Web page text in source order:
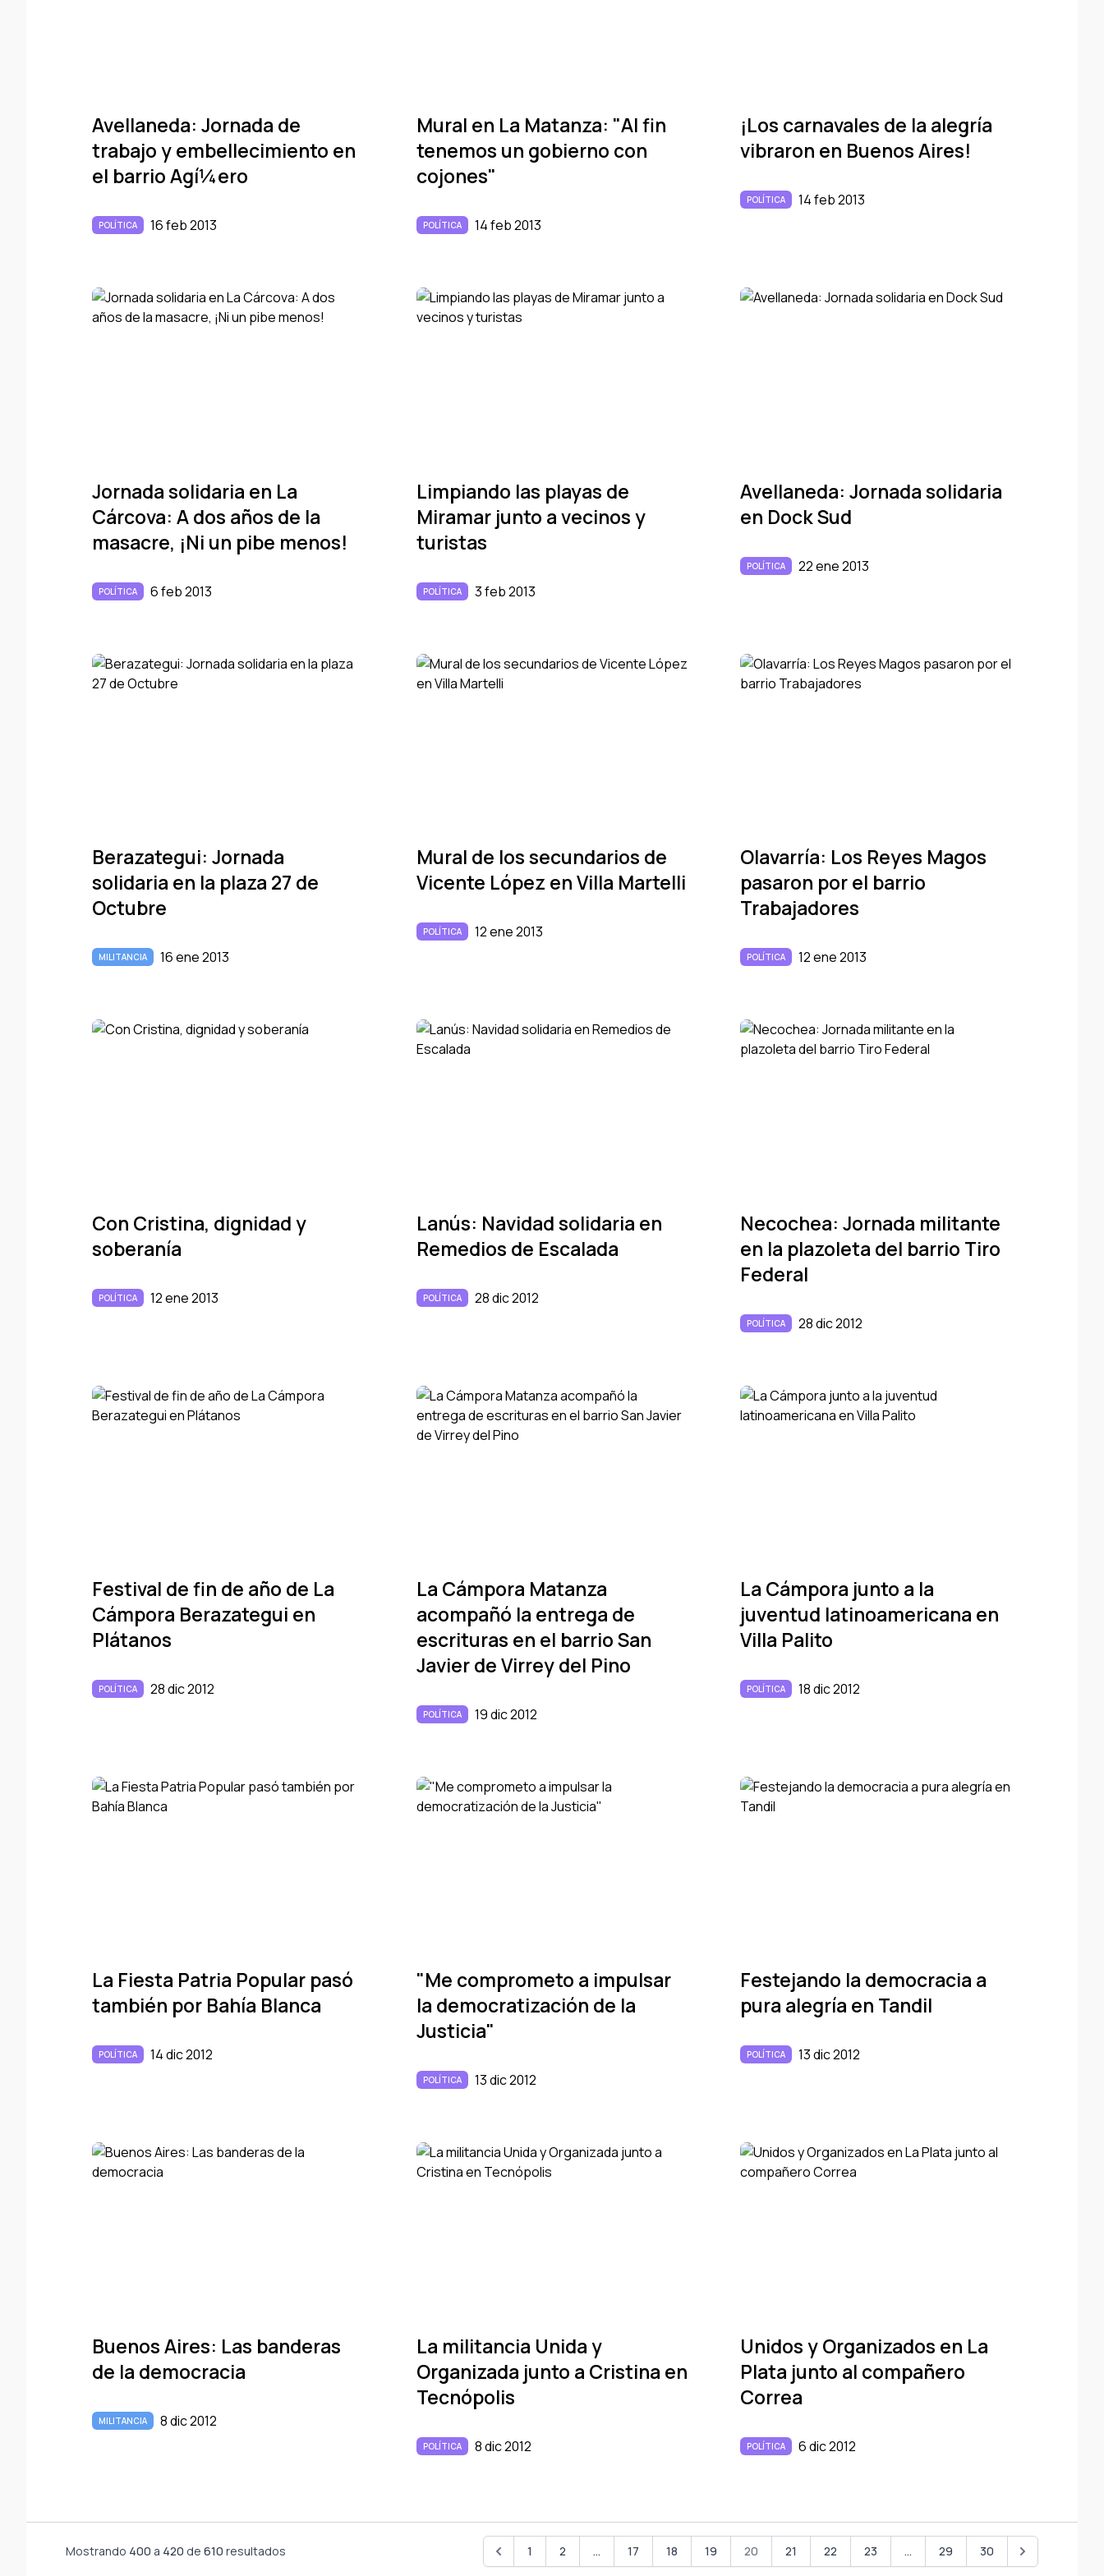
Avellaneda: Jornada de
trabajo y embellecimiento en
el barrio Agí¼ero
POLÍTICA 16 feb 2013
Mural en La Matanza: "Al fin
tenemos un gobierno con
cojones"
POLÍTICA 14 feb 2013
¡Los carnavales de la alegrí­a
vibraron en Buenos Aires!
POLÍTICA 14 feb 2013
Jornada solidaria en La
Cárcova: A dos años de la
masacre, ¡Ni un pibe menos!
POLÍTICA 6 feb 2013
Limpiando las playas de
Miramar junto a vecinos y
turistas
POLÍTICA 3 feb 2013
Avellaneda: Jornada solidaria
en Dock Sud
POLÍTICA 22 ene 2013
Berazategui: Jornada
solidaria en la plaza 27 de
Octubre
MILITANCIA 16 ene 2013
Mural de los secundarios de
Vicente López en Villa Martelli
POLÍTICA 12 ene 2013
Olavarrí­a: Los Reyes Magos
pasaron por el barrio
Trabajadores
POLÍTICA 12 ene 2013
Con Cristina, dignidad y
soberaní­a
POLÍTICA 12 ene 2013
Lanús: Navidad solidaria en
Remedios de Escalada
POLÍTICA 28 dic 2012
Necochea: Jornada militante
en la plazoleta del barrio Tiro
Federal
POLÍTICA 28 dic 2012
Festival de fin de año de La
Cámpora Berazategui en
Plátanos
POLÍTICA 28 dic 2012
La Cámpora Matanza
acompañó la entrega de
escrituras en el barrio San
Javier de Virrey del Pino
POLÍTICA 19 dic 2012
La Cámpora junto a la
juventud latinoamericana en
Villa Palito
POLÍTICA 18 dic 2012
La Fiesta Patria Popular pasó
también por Bahí­a Blanca
POLÍTICA 14 dic 2012
"Me comprometo a impulsar
la democratización de la
Justicia"
POLÍTICA 13 dic 2012
Festejando la democracia a
pura alegrí­a en Tandil
POLÍTICA 13 dic 2012
Buenos Aires: Las banderas
de la democracia
MILITANCIA 8 dic 2012
La militancia Unida y
Organizada junto a Cristina en
Tecnópolis
POLÍTICA 8 dic 2012
Unidos y Organizados en La
Plata junto al compañero
Correa
POLÍTICA 6 dic 2012
Mostrando 400 a 420 de 610 resultados 1 2 ... 17 18 19 20 21 22 23 ... 29 30